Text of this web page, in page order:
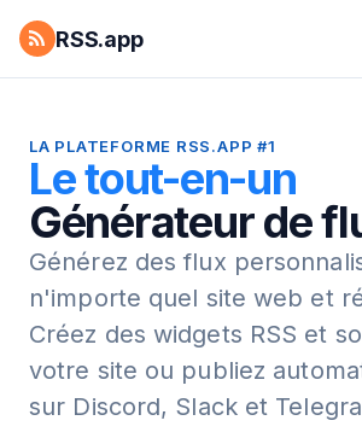
RSS.app
LA PLATEFORME RSS.APP #1
Le tout-en-un
Générateur de
Générez des flux
n'importe quel site web et
Créez des widgets RSS et
votre site ou publiez
sur Discord, Slack et